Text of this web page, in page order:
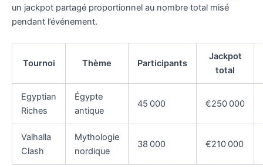
un jackpot partagé proportionnel au nombre total misé
pendant l’événement.
Tournoi Thème Participants
Jackpot
total
Egyptian
Riches
Égypte
antique
45 000 €250 000
Valhalla
Clash
Mythologie
nordique
38 000 €210 000